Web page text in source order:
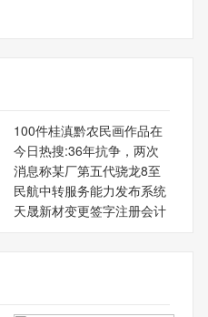
100件桂滇黔农民画作品在
今日热搜:36年抗争，两次
消息称某厂第五代骁龙8至
民航中转服务能力发布系统
天晟新材变更签字注册会计